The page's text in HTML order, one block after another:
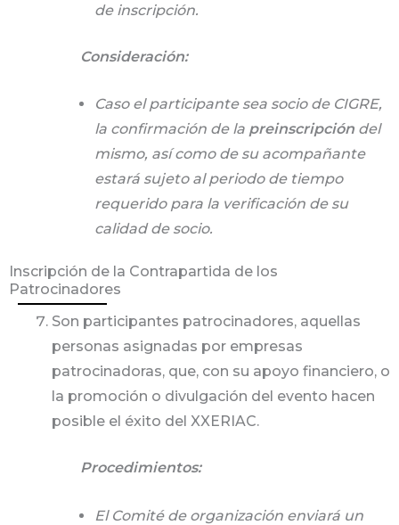
de inscripción.
Consideración:
Caso el participante sea socio de CIGRE,
la confirmación de la preinscripción del
mismo, así como de su acompañante
estará sujeto al periodo de tiempo
requerido para la verificación de su
calidad de socio.
Inscripción de la Contrapartida de los
Patrocinadores
Son participantes patrocinadores, aquellas
personas asignadas por empresas
patrocinadoras, que, con su apoyo financiero, o
la promoción o divulgación del evento hacen
posible el éxito del XXERIAC.
Procedimientos:
El Comité de organización enviará un